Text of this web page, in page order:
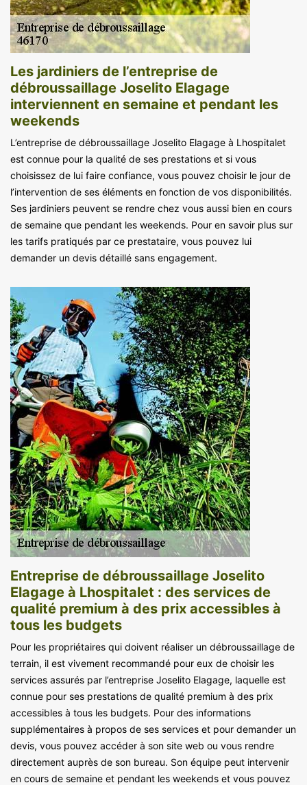
Les jardiniers de l’entreprise de
débroussaillage Joselito Elagage
interviennent en semaine et pendant les
weekends
L’entreprise de débroussaillage Joselito Elagage à Lhospitalet
est connue pour la qualité de ses prestations et si vous
choisissez de lui faire confiance, vous pouvez choisir le jour de
l’intervention de ses éléments en fonction de vos disponibilités.
Ses jardiniers peuvent se rendre chez vous aussi bien en cours
de semaine que pendant les weekends. Pour en savoir plus sur
les tarifs pratiqués par ce prestataire, vous pouvez lui
demander un devis détaillé sans engagement.
Entreprise de débroussaillage Joselito
Elagage à Lhospitalet : des services de
qualité premium à des prix accessibles à
tous les budgets
Pour les propriétaires qui doivent réaliser un débroussaillage de
terrain, il est vivement recommandé pour eux de choisir les
services assurés par l’entreprise Joselito Elagage, laquelle est
connue pour ses prestations de qualité premium à des prix
accessibles à tous les budgets. Pour des informations
supplémentaires à propos de ses services et pour demander un
devis, vous pouvez accéder à son site web ou vous rendre
directement auprès de son bureau. Son équipe peut intervenir
en cours de semaine et pendant les weekends et vous pouvez